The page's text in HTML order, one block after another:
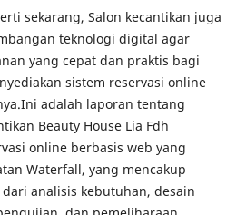
sekarang, Salon kecantikan juga
teknologi digital agar
yang cepat dan praktis bagi
sistem reservasi online
adalah laporan tentang
Beauty House Lia Fdh
online berbasis web yang
Waterfall, yang mencakup
analisis kebutuhan, desain